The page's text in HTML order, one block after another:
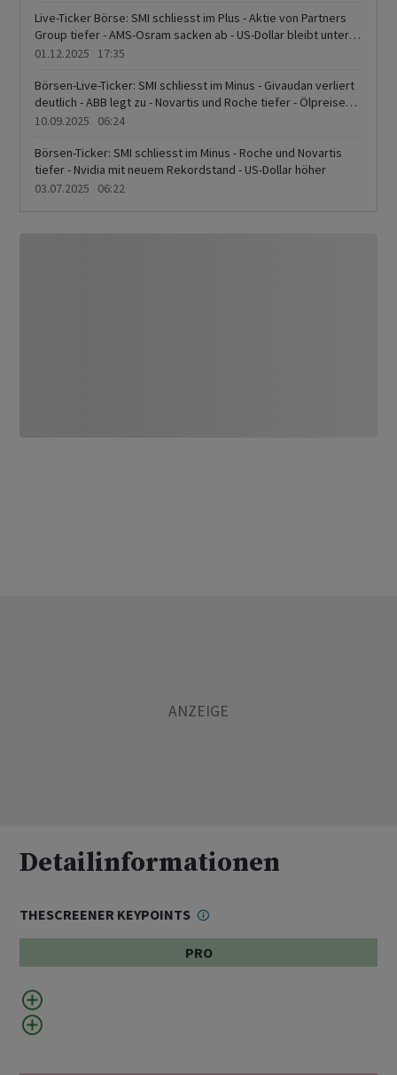
Live-Ticker Börse: SMI schliesst im Plus - Aktie von Partners
Group tiefer - AMS-Osram sacken ab - US-Dollar bleibt unter
Druck - Augen auf Bitcoin
01.12.2025 17:35
Börsen-Live-Ticker: SMI schliesst im Minus - Givaudan verliert
deutlich - ABB legt zu - Novartis und Roche tiefer - Ölpreise
steigen erneut
10.09.2025 06:24
Börsen-Ticker: SMI schliesst im Minus - Roche und Novartis
tiefer - Nvidia mit neuem Rekordstand - US-Dollar höher
03.07.2025 06:22
Detailinformationen
THESCREENER KEYPOINTS
PRO